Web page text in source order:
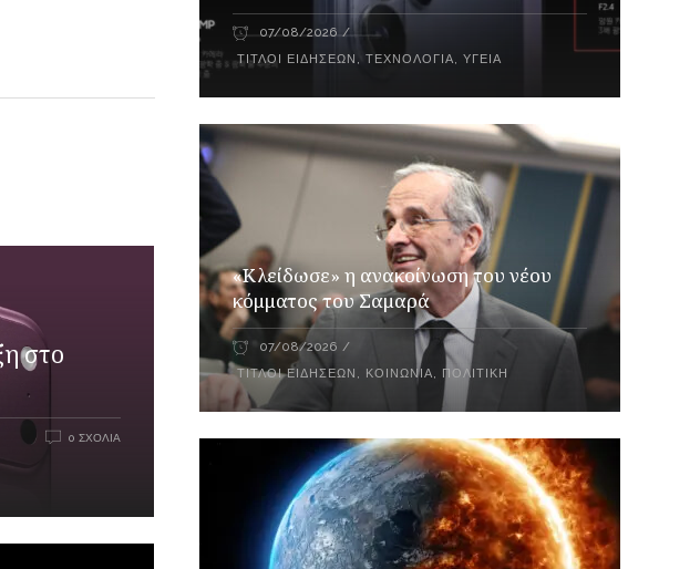
στο
0 ΣΧΌΛΙΑ
07/08/2026
ΤΊΤΛΟΙ ΕΙΔΉΣΕΩΝ ,ΤΕΧΝΟΛΟΓΊΑ,ΥΓΕΊΑ
«Κλείδωσε» η ανακοίνωση του νέου
κόμματος του Σαμαρά
07/08/2026
ΤΊΤΛΟΙ ΕΙΔΉΣΕΩΝ , ΚΟΙΝΩΝΊΑ, ΠΟΛΙΤΙΚΉ